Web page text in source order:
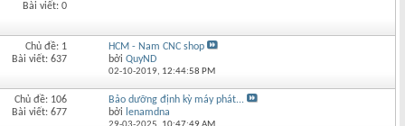
Bài viết: 0
Chủ đề: 1
Bài viết: 637
HCM - Nam CNC shop
bởiQuyND
02-10-2019, 12:44:58 PM
Chủ đề: 106
Bài viết: 677
Bảo dưỡng định kỳ máy phát...
bởi lenamdna